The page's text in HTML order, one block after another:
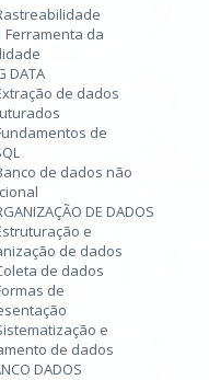
Ferramenta da
DATA
de dados
de
de dados não
DE DADOS
e
de dados
de dados
de
e
de dados
DADOS